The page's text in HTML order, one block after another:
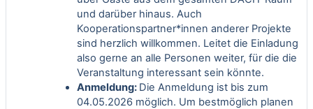
und darüber hinaus. Auch
Kooperationspartner*innen anderer Projekte
sind herzlich willkommen. Leitet die Einladung
also gerne an alle Personen weiter, für die die
Veranstaltung interessant sein könnte.
Anmeldung: Die Anmeldung ist bis zum
04.05.2026 möglich. Um bestmöglich planen